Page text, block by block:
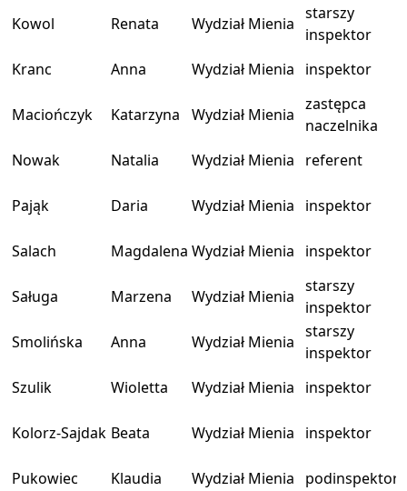
Kowol
Renata Wydział Mienia
starszy
inspektor
Kranc
Anna Wydział Mienia inspektor
Maciończyk Katarzyna Wydział Mienia
zastępca
naczelnika
Nowak
Natalia Wydział Mienia referent
Pająk Daria Wydział Mienia inspektor
Salach Magdalena Wydział Mienia inspektor
Saługa Marzena Wydział Mienia
starszy
inspektor
Smolińska
Anna Wydział Mienia
starszy
inspektor
Szulik
Wioletta Wydział Mienia inspektor
Kolorz-Sajdak Beata Wydział Mienia inspektor
Pukowiec Klaudia Wydział Mienia podinspektor